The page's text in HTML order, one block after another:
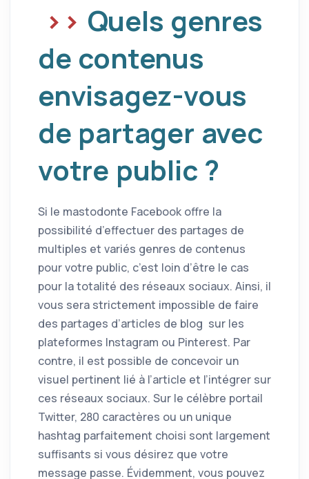
Quels genres
de contenus
envisagez-vous
de partager avec
votre public ?
Si le mastodonte Facebook offre la
possibilité d’effectuer des partages de
multiples et variés genres de contenus
pour votre public, c’est loin d’être le cas
pour la totalité des réseaux sociaux. Ainsi, il
vous sera strictement impossible de faire
des partages d’articles de blog sur les
plateformes Instagram ou Pinterest. Par
contre, il est possible de concevoir un
visuel pertinent lié à l’article et l’intégrer sur
ces réseaux sociaux. Sur le célèbre portail
Twitter, 280 caractères ou un unique
hashtag parfaitement choisi sont largement
suffisants si vous désirez que votre
message passe. Évidemment, vous pouvez